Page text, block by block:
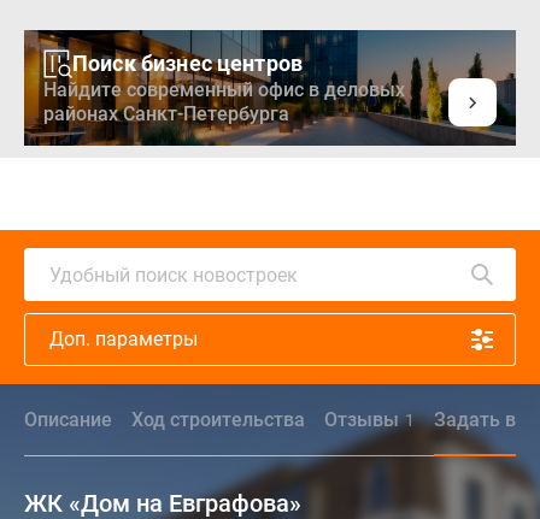
Поиск бизнес центров
Найдите современный офис в деловых
районах Санкт-Петербурга
Удобный поиск новостроек
Доп. параметры
Описание Ход строительства Отзывы 1 Задать
ЖК «Дом на Евграфова»